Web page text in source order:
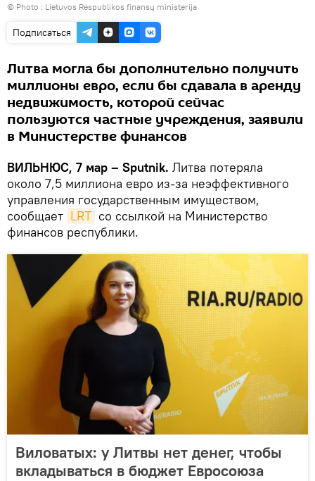
© Photo : Lietuvos Respublikos finansų ministerija
Подписаться
Литва могла бы дополнительно получить
миллионы евро, если бы сдавала в аренду
недвижимость, которой сейчас
пользуются частные учреждения, заявили
в Министерстве финансов
ВИЛЬНЮС, 7 мар – Sputnik. Литва потеряла
около 7,5 миллиона евро из-за неэффективного
управления государственным имуществом,
сообщает LRT со ссылкой на Министерство
финансов республики.
Виловатых: у Литвы нет денег, чтобы
вкладываться в бюджет Евросоюза